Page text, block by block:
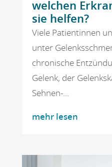
welchen
sie helfen?
Viele Patientinnen
unter
chronische
Gelenk, der
Sehnen-...
mehr lesen